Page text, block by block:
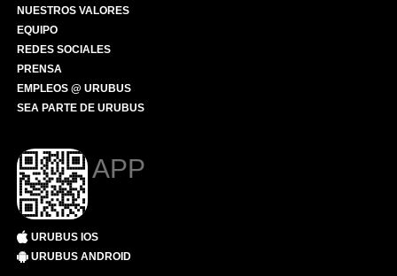
NUESTROS VALORES
EQUIPO
REDES SOCIALES
PRENSA
EMPLEOS @ URUBUS
SEA PARTE DE URUBUS
APP
URUBUS IOS
URUBUS ANDROID